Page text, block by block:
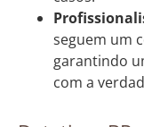
seguem um
garantindo
com a